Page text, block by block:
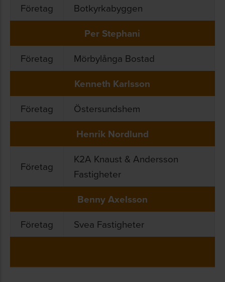
Företag Botkyrkabyggen
Per Stephani
Företag Mörbylånga Bostad
Kenneth Karlsson
Företag Östersundshem
Henrik Nordlund
Företag
K2A Knaust & Andersson
Fastigheter
Benny Axelsson
Företag Svea Fastigheter